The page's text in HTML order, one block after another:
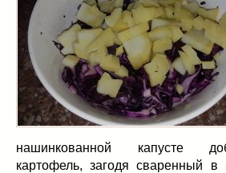
нашинкованной капусте
картофель, загодя сваренный